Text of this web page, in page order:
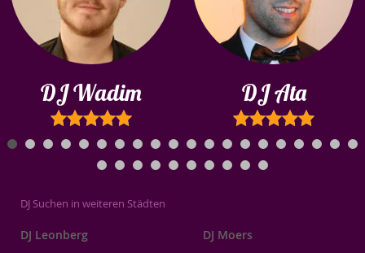
DJ Wadim DJ Ata
DJ Suchen in weiteren Städten
DJ Leonberg
DJ Moers